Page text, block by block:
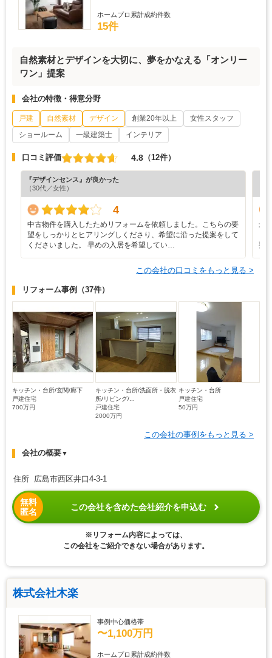
ホームプロ累計成約件数
15件
自然素材とデザインを大切に、夢をかなえる「オンリー
ワン」提案
会社の特徴・得意分野
戸建 自然素材 デザイン 創業20年以上
女性スタッフ
ショールーム
一級建築士 インテリア
口コミ評価 4.8 （12件）
『デザインセンス』が良かった
（30代／女性）
4
中古物件を購入したためリフォームを依頼しました。こちらの要
望をしっかりとヒアリングしくださり、希望に沿った提案をして
くださいました。 早めの入居を希望してい…
最
要
この会社の口コミをもっと見る >
リフォーム事例 （37件）
キッチン・台所/玄関/廊下
戸建住宅
700万円
キッチン・台所/洗面所・脱衣
所/リビング/...
戸建住宅
2000万円
キッチン・台所
戸建住宅
50万円
この会社の事例をもっと見る >
会社の概要▼
住所 広島市西区井口4-3-1
無料
匿名
この会社を含めた会社紹介を申込む
※リフォーム内容によっては、
この会社をご紹介できない場合があります。
株式会社木楽
事例中心価格帯
〜1,100万円
ホームプロ累計成約件数